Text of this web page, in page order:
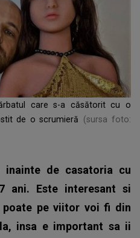
care s-a căsătorit cu o
de o scrumieră
(sursa foto:
de casatoria cu
ani. Este interesant si
poate pe viitor voi fi din
insa e important sa ii